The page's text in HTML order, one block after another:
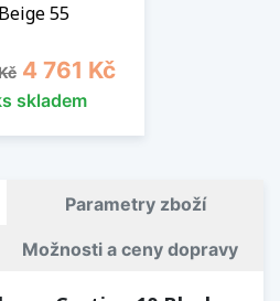
Beige 55
cena
Cena
4 761 Kč
skladem
Parametry zboží
Možnosti a ceny dopravy